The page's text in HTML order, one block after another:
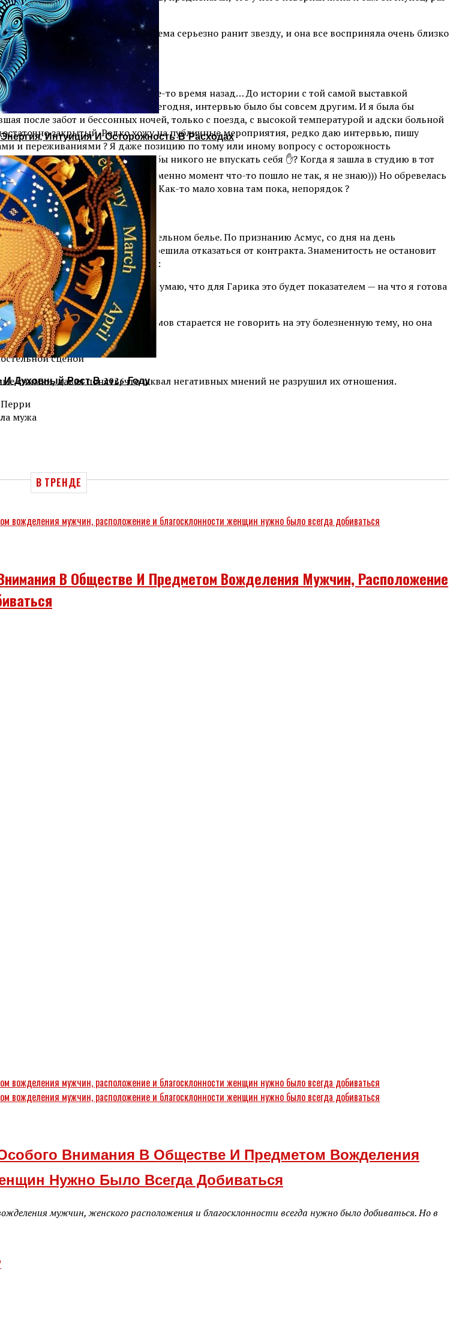
Интуиция И Осторожность В Расходах
Духовный Рост В 2026 Году
Выяснилось, что эта тема серьезно ранит звезду, и она все восприняла очень близко
которое мы записали какое-то время назад… До истории с той самой выставкой
б мы с @morozovanrj говорили сегодня, интервью было бы совсем другим. И я была бы
после забот и бессонных ночей, только с поезда, с высокой температурой и адски больной
закрытый. Редко хожу на публичные мероприятия, редко даю интервью, пишу
и переживаниями ? Я даже позицию по тому или иному вопросу с осторожность
не разбирал, чтобы никого не впускать себя ✋? Когда я зашла в студию в тот
собиралась ? Но в какой именно момент что-то пошло не так, я не знаю))) Но обревелась
милые, не стесняйтесь!!! ❤️ Как-то мало ховна там пока, непорядок ?
PST
в обнаженном виде, но и в постельном белье. По признанию Асмус, со дня на день
нижнего белья, однако она решила отказаться от контракта. Знаменитость не остановит
картин. Актриса отмечает:
думаю. Я берегу свою семью. Думаю, что для Гарика это будет показателем — на что я готова
По ее словам, Харламов старается не говорить на эту болезненную тему, но она
снимки, давая понять, что шквал негативных мнений не разрушил их отношения.
Перри
мужа
В ТРЕНДЕ
В Обществе И Предметом Вожделения Мужчин, Расположение
Внимания В Обществе И Предметом Вожделения
Нужно Было Всегда Добиваться
мужчин, женского расположения и благосклонности всегда нужно было добиваться. Но в